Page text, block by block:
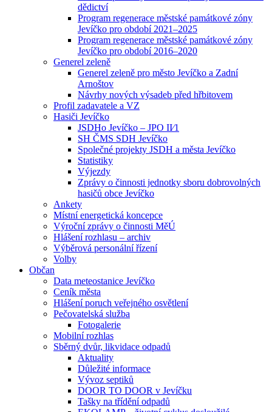
dědictví
Program regenerace městské památkové zóny
Jevíčko pro období 2021–2025
Program regenerace městské památkové zóny
Jevíčko pro období 2016–2020
Generel zeleně
Generel zeleně pro město Jevíčko a Zadní
Arnoštov
Návrhy nových výsadeb před hřbitovem
Profil zadavatele a VZ
Hasiči Jevíčko
JSDHo Jevíčko – JPO II⁄1
SH ČMS SDH Jevíčko
Společné projekty JSDH a města Jevíčko
Statistiky
Výjezdy
Zprávy o činnosti jednotky sboru dobrovolných
hasičů obce Jevíčko
Ankety
Místní energetická koncepce
Výroční zprávy o činnosti MěÚ
Hlášení rozhlasu – archiv
Výběrová personální řízení
Volby
Občan
Data meteostanice Jevíčko
Ceník města
Hlášení poruch veřejného osvětlení
Pečovatelská služba
Fotogalerie
Mobilní rozhlas
Sběrný dvůr, likvidace odpadů
Aktuality
Důležité informace
Vývoz septiků
DOOR TO DOOR v Jevíčku
Tašky na třídění odpadů